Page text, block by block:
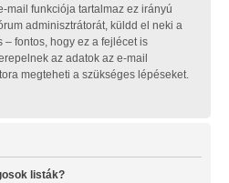
mail funkciója tartalmaz ez irányú
adminisztrátorát, küldd el neki a
fontos, hogy ez a fejlécet is
az adatok az e-mail
megteheti a szükséges lépéseket.
listák?